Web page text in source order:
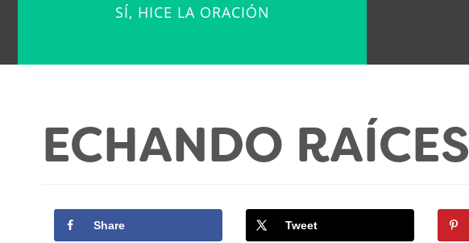
SÍ, HICE LA ORACIÓN
ECHANDO RAÍCES
Share Tweet